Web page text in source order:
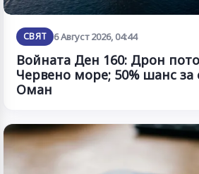
СВЯТ 6 Август 2026, 04:44
Войната Ден 160: Дрон
Червено море; 50% шанс за
Оман